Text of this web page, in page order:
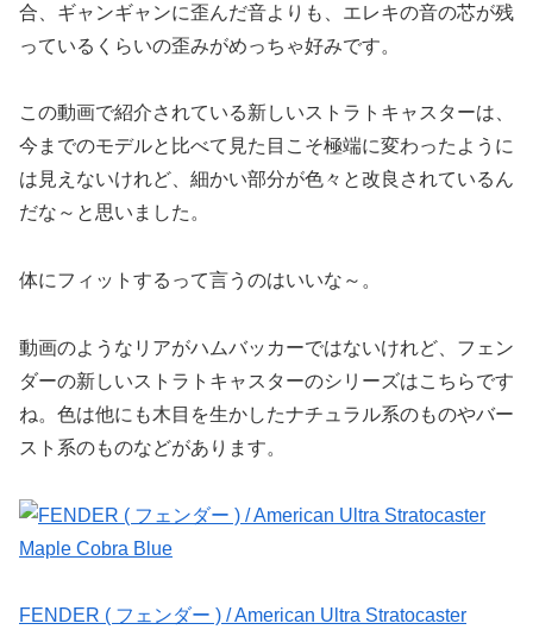
合、ギャンギャンに歪んだ音よりも、エレキの音の芯が残
っているくらいの歪みがめっちゃ好みです。
この動画で紹介されている新しいストラトキャスターは、
今までのモデルと比べて見た目こそ極端に変わったように
は見えないけれど、細かい部分が色々と改良されているん
だな～と思いました。
体にフィットするって言うのはいいな～。
動画のようなリアがハムバッカーではないけれど、フェン
ダーの新しいストラトキャスターのシリーズはこちらです
ね。色は他にも木目を生かしたナチュラル系のものやバー
スト系のものなどがあります。
FENDER ( フェンダー ) / American Ultra Stratocaster